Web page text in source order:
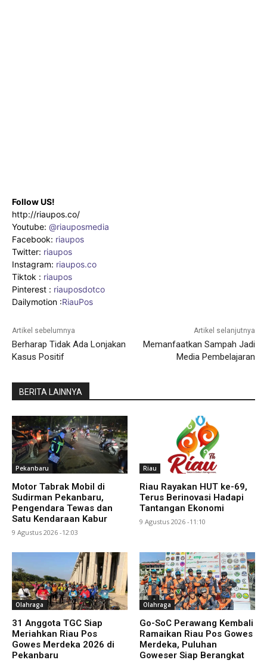
Follow US!
http://riaupos.co/
Youtube: @riauposmedia
Facebook: riaupos
Twitter: riaupos
Instagram: riaupos.co
Tiktok : riaupos
Pinterest : riauposdotco
Dailymotion :RiauPos
Artikel sebelumnya
Berharap Tidak Ada Lonjakan
Kasus Positif
Artikel selanjutnya
Memanfaatkan Sampah Jadi
Media Pembelajaran
BERITA LAINNYA
Pekanbaru
Motor Tabrak Mobil di
Sudirman Pekanbaru,
Pengendara Tewas dan
Satu Kendaraan Kabur
9 Agustus 2026 -12:03
Riau
Riau Rayakan HUT ke-69,
Terus Berinovasi Hadapi
Tantangan Ekonomi
9 Agustus 2026 -11:10
Olahraga
31 Anggota TGC Siap
Meriahkan Riau Pos
Gowes Merdeka 2026 di
Pekanbaru
Olahraga
Go-SoC Perawang Kembali
Ramaikan Riau Pos Gowes
Merdeka, Puluhan
Goweser Siap Berangkat